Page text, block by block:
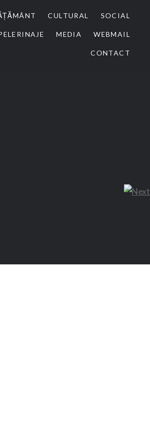
CULTURAL SOCIAL
MEDIA WEBMAIL
CONTACT